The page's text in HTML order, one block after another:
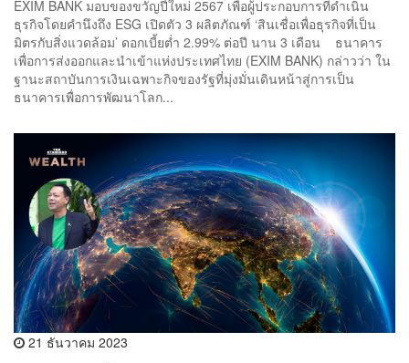
EXIM BANK มอบของขวัญปีใหม่ 2567 เพื่อผู้ประกอบการที่ดำเนิน
ธุรกิจโดยคำนึงถึง ESG เปิดตัว 3 ผลิตภัณฑ์ ‘สินเชื่อเพื่อธุรกิจที่เป็น
มิตรกับสิ่งแวดล้อม’ ดอกเบี้ยต่ำ 2.99% ต่อปี นาน 3 เดือน ธนาคาร
เพื่อการส่งออกและนำเข้าแห่งประเทศไทย (EXIM BANK) กล่าวว่า ใน
ฐานะสถาบันการเงินเฉพาะกิจของรัฐที่มุ่งมั่นเดินหน้าสู่การเป็น
ธนาคารเพื่อการพัฒนาโลก...
21 ธันวาคม 2023